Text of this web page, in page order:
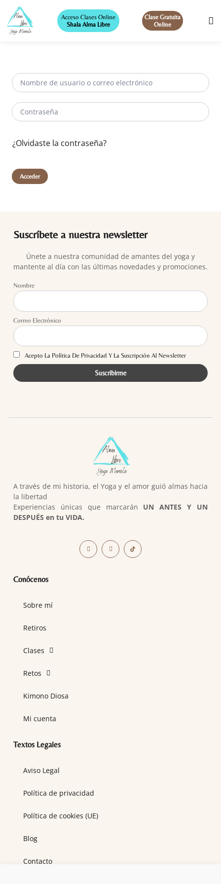
Acceso Clases Online
Shala Alma Libre
Clase Gratuita
Online
¿Olvidaste la contraseña?
Acceder
Suscríbete a nuestra newsletter
Únete a nuestra comunidad de amantes del yoga y
mantente al día con las últimas novedades y promociones.
Nombre
Correo Electrónico
Acepto La Política De Privacidad Y La Suscripción Al Newsletter
A través de mi historia, el Yoga y el amor guió almas hacia
la libertad
Experiencias únicas que marcarán UN ANTES Y UN
DESPUÉS en tu VIDA.
Conócenos
Sobre mí
Retiros
Clases
Retos
Kimono Diosa
Mi cuenta
Textos Legales
Aviso Legal
Política de privacidad
Política de cookies (UE)
Blog
Contacto